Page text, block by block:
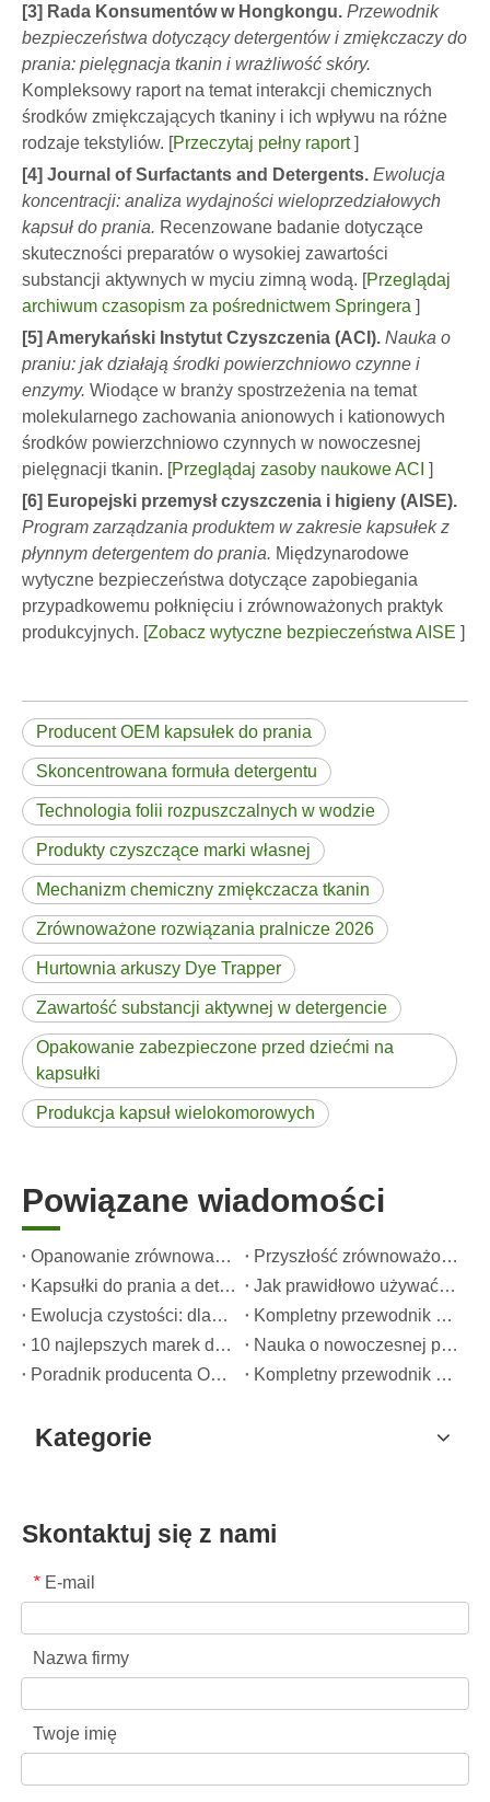
[3] Rada Konsumentów w Hongkongu. Przewodnik
bezpieczeństwa dotyczący detergentów i zmiękczaczy do
prania: pielęgnacja tkanin i wrażliwość skóry.
Kompleksowy raport na temat interakcji chemicznych
środków zmiękczających tkaniny i ich wpływu na różne
rodzaje tekstyliów. [Przeczytaj pełny raport]
[4] Journal of Surfactants and Detergents. Ewolucja
koncentracji: analiza wydajności wieloprzedziałowych
kapsuł do prania. Recenzowane badanie dotyczące
skuteczności preparatów o wysokiej zawartości
substancji aktywnych w myciu zimną wodą. [Przeglądaj
archiwum czasopism za pośrednictwem Springera ]
[5] Amerykański Instytut Czyszczenia (ACI). Nauka o
praniu: jak działają środki powierzchniowo czynne i
enzymy. Wiodące w branży spostrzeżenia na temat
molekularnego zachowania anionowych i kationowych
środków powierzchniowo czynnych w nowoczesnej
pielęgnacji tkanin. [Przeglądaj zasoby naukowe ACI ]
[6] Europejski przemysł czyszczenia i higieny (AISE).
Program zarządzania produktem w zakresie kapsułek z
płynnym detergentem do prania. Międzynarodowe
wytyczne bezpieczeństwa dotyczące zapobiegania
przypadkowemu połknięciu i zrównoważonych praktyk
produkcyjnych. [Zobacz wytyczne bezpieczeństwa AISE ]
Producent OEM kapsułek do prania
Skoncentrowana formuła detergentu
Technologia folii rozpuszczalnych w wodzie
Produkty czyszczące marki własnej
Mechanizm chemiczny zmiękczacza tkanin
Zrównoważone rozwiązania pralnicze 2026
Hurtownia arkuszy Dye Trapper
Zawartość substancji aktywnej w detergencie
Opakowanie zabezpieczone przed dziećmi na
kapsułki
Produkcja kapsuł wielokomorowych
Powiązane wiadomości
Opanowanie zrównoważonego czyszczenia: przewodnik eksperta po ekologicznych arkuszach detergentu do prania
Przyszłość zrównoważonego czyszczenia: dlaczego sklepy z artykułami uzupełniającymi oferują masowe, nieopakowane arkusze detergentu do prania
Kapsułki do prania a detergent w płynie: jaki jest właściwy wybór dla Twojego prania?
Jak prawidłowo używać kapsułek do prania: spostrzeżenia ekspertów od wiodącego producenta kapsuł do prania w Chinach
Ewolucja czystości: dlaczego wydajne kapsuły na pranie definiują globalną przyszłość pielęgnacji tkaninted
Kompletny przewodnik po kapsułach do prania: spostrzeżenia ekspertów na temat bezpieczeństwa, nauki i maksymalizacji mocy czyszczenia
10 najlepszych marek detergentów na świecie (2026 r.) – i jak marki OEM/marki własne mogą konkurować
Nauka o nowoczesnej pielęgnacji tkanin: profesjonalny przewodnik po kapsułkach do prania, zmiękczaczach i pochłaniaczach kolorów
Poradnik producenta OEM pojemników na pranie: Jak opracowujemy bezpieczniejsze i wydajniejsze pojemniki na detergent dla marek globalnych
Kompletny przewodnik po efektywnym korzystaniu z kapsuł do prania: spostrzeżenia wiodącego producenta OEM
Kategorie
Skontaktuj się z nami
* E-mail
Nazwa firmy
Twoje imię